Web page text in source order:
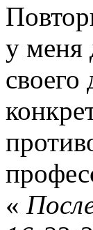
у меня
«